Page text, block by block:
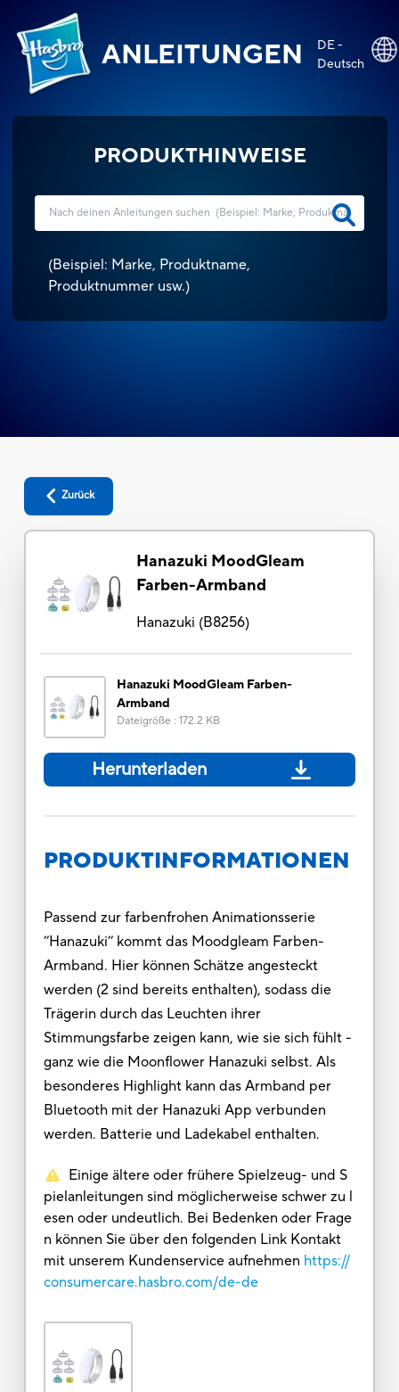
ANLEITUNGEN
DE -
Deutsch
PRODUKTHINWEISE
(Beispiel: Marke, Produktname,
Produktnummer usw.)
Zurück
Hanazuki MoodGleam
Farben-Armband
Hanazuki (B8256)
Hanazuki MoodGleam Farben-
Armband
Dateigröße : 172.2 KB
Herunterladen
PRODUKTINFORMATIONEN
Passend zur farbenfrohen Animationsserie
’’Hanazuki’’ kommt das Moodgleam Farben-
Armband. Hier können Schätze angesteckt
werden (2 sind bereits enthalten), sodass die
Trägerin durch das Leuchten ihrer
Stimmungsfarbe zeigen kann, wie sie sich fühlt -
ganz wie die Moonflower Hanazuki selbst. Als
besonderes Highlight kann das Armband per
Bluetooth mit der Hanazuki App verbunden
werden. Batterie und Ladekabel enthalten.
Einige ältere oder frühere Spielzeug- und S
pielanleitungen sind möglicherweise schwer zu l
esen oder undeutlich. Bei Bedenken oder Frage
n können Sie über den folgenden Link Kontakt
mit unserem Kundenservice aufnehmen https://
consumercare.hasbro.com/de-de